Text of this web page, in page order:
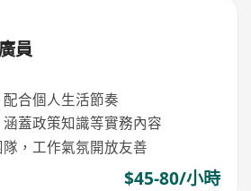
員
合個人生活節奏
蓋政策知識等實務內容
，工作氣氛開放友善
$45-80/小時